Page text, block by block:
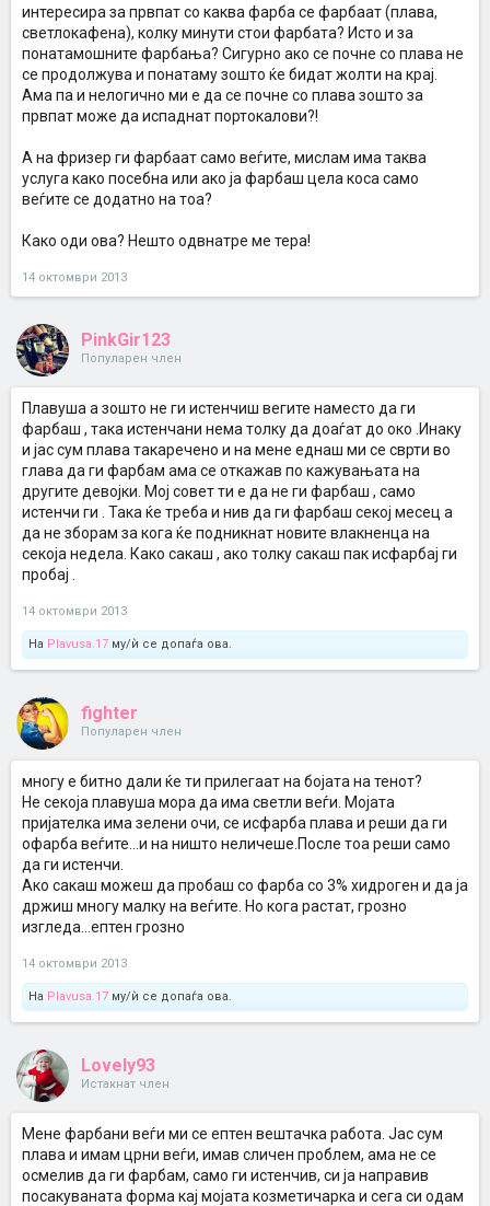
интересира за првпат со каква фарба се фарбаат (плава,
светлокафена), колку минути стои фарбата? Исто и за
понатамошните фарбања? Сигурно ако се почне со плава не
се продолжува и понатаму зошто ќе бидат жолти на крај.
Ама па и нелогично ми е да се почне со плава зошто за
првпат може да испаднат портокалови?!
А на фризер ги фарбаат само веѓите, мислам има таква
услуга како посебна или ако ја фарбаш цела коса само
веѓите се додатно на тоа?
Како оди ова? Нешто одвнатре ме тера!
14 октомври 2013
PinkGir123
Популарен член
Плавуша а зошто не ги истенчиш вегите наместо да ги
фарбаш , така истенчани нема толку да доаѓат до око .Инаку
и јас сум плава такаречено и на мене еднаш ми се сврти во
глава да ги фарбам ама се откажав по кажувањата на
другите девојки. Мој совет ти е да не ги фарбаш , само
истенчи ги . Така ќе треба и нив да ги фарбаш секој месец а
да не зборам за кога ќе подникнат новите влакненца на
секоја недела. Како сакаш , ако толку сакаш пак исфарбај ги
пробај .
14 октомври 2013
На Plavusa.17 му/ѝ се допаѓа ова.
fighter
Популарен член
многу е битно дали ќе ти прилегаат на бојата на тенот?
Не секоја плавуша мора да има светли веѓи. Мојата
пријателка има зелени очи, се исфарба плава и реши да ги
офарба веѓите...и на ништо неличеше.После тоа реши само
да ги истенчи.
Ако сакаш можеш да пробаш со фарба со 3% хидроген и да ја
држиш многу малку на веѓите. Но кога растат, грозно
изгледа...ептен грозно
14 октомври 2013
На Plavusa.17 му/ѝ се допаѓа ова.
Lovely93
Истакнат член
Мене фарбани веѓи ми се ептен вештачка работа. Јас сум
плава и имам црни веѓи, имав сличен проблем, ама не се
осмелив да ги фарбам, само ги истенчив, си ја направив
посакуваната форма кај мојата козметичарка и сега си одам